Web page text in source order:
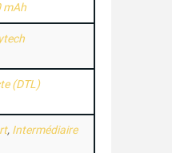
mAh
(DTL)
, Intermédiaire